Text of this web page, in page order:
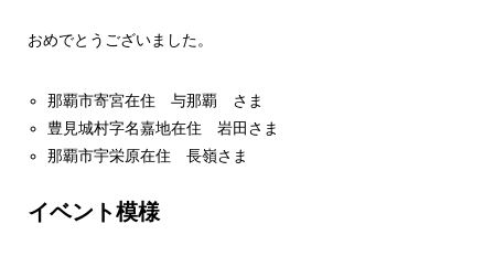
おめでとうございました。
那覇市寄宮在住 与那覇 さま
豊見城村字名嘉地在住 岩田さま
那覇市宇栄原在住 長嶺さま
イベント模様